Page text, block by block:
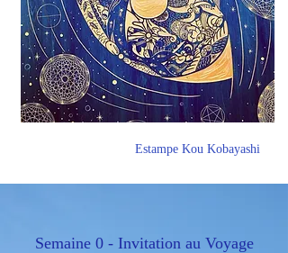
Estampe Kou Kobayashi
Semaine 0 - Invitation au Voyage